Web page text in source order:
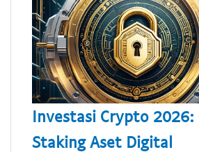
Investasi Crypto 2026:
Staking Aset Digital